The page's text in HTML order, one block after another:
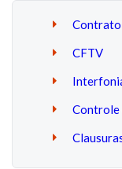
Contrato
CFTV
Controle